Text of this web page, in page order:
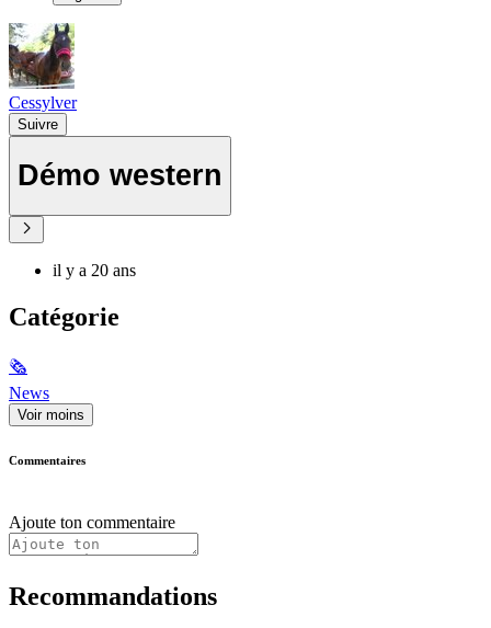
Cessylver
Suivre
Démo western
il y a 20 ans
Catégorie
🗞
News
Voir moins
Commentaires
Ajoute ton commentaire
Recommandations